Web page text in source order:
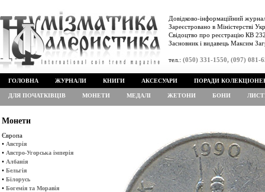
Довідково-інформаційний
Зареєстровано в Міністерстві
Свідоцтво про реєстрацію КВ
Засновник і видавець Максим
тел.: (050) 331-1550, (097) 081-
ГОЛОВНА ЖУРНАЛИ КНИГИ АКСЕСУАРИ ПОРАДИ
ДЛЯ ПОЧАТКІВЦІВ МОНЕТИ МЕДАЛІ ЖЕТОНИ БОНИ
Монети
Європа
• Австрія
• Австро-Угорська імперія
• Албанія
• Бельгія
• Білорусь
• Богемія та Моравія